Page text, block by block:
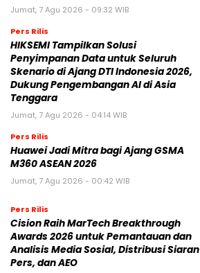
Jumat, 7 Agu 2026 - 09:32 WIB
Pers Rilis
HIKSEMI Tampilkan Solusi
Penyimpanan Data untuk Seluruh
Skenario di Ajang DTI Indonesia 2026,
Dukung Pengembangan AI di Asia
Tenggara
Jumat, 7 Agu 2026 - 04:14 WIB
Pers Rilis
Huawei Jadi Mitra bagi Ajang GSMA
M360 ASEAN 2026
Jumat, 7 Agu 2026 - 00:42 WIB
Pers Rilis
Cision Raih MarTech Breakthrough
Awards 2026 untuk Pemantauan dan
Analisis Media Sosial, Distribusi Siaran
Pers, dan AEO